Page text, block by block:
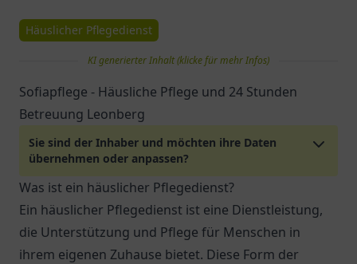
Häuslicher Pflegedienst
KI generierter Inhalt (klicke für mehr Infos)
Sofiapflege - Häusliche Pflege und 24 Stunden
Betreuung Leonberg
Sie sind der Inhaber und möchten ihre Daten
übernehmen oder anpassen?
Was ist ein häuslicher Pflegedienst?
Ein häuslicher Pflegedienst ist eine Dienstleistung,
die Unterstützung und Pflege für Menschen in
ihrem eigenen Zuhause bietet. Diese Form der